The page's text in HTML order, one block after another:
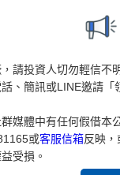
請投資人切勿輕信不
、簡訊或LINE邀請「
媒體中有任何假借本
或客服信箱反映
受損。